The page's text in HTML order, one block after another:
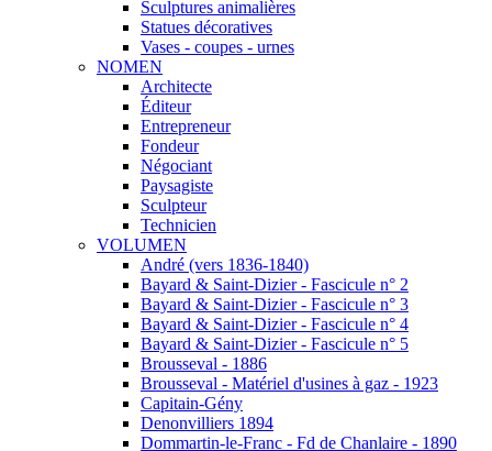
Sculptures animalières
Statues décoratives
Vases - coupes - urnes
NOMEN
Architecte
Éditeur
Entrepreneur
Fondeur
Négociant
Paysagiste
Sculpteur
Technicien
VOLUMEN
André (vers 1836-1840)
Bayard & Saint-Dizier - Fascicule n° 2
Bayard & Saint-Dizier - Fascicule n° 3
Bayard & Saint-Dizier - Fascicule n° 4
Bayard & Saint-Dizier - Fascicule n° 5
Brousseval - 1886
Brousseval - Matériel d'usines à gaz - 1923
Capitain-Gény
Denonvilliers 1894
Dommartin-le-Franc - Fd de Chanlaire - 1890